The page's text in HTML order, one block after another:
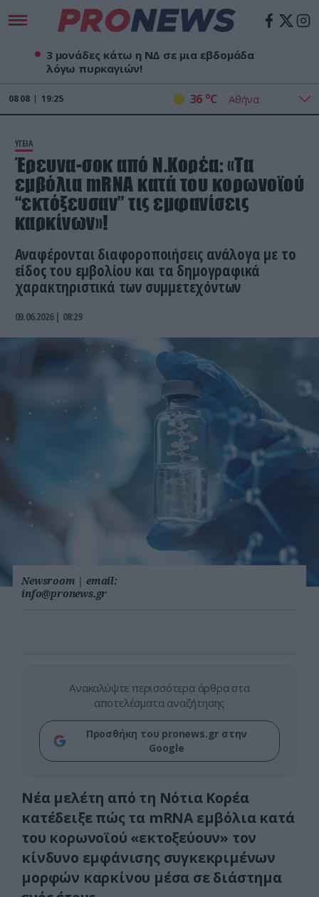
3 μονάδες κάτω η ΝΔ σε μια εβδομάδα
λόγω πυρκαγιών!
08 08 19:25 36 oC
ΥΓΕΙΑ
Έρευνα-σοκ από Ν.Κορέα: «Τα
εμβόλια mRNA κατά του κορωνοϊού
“εκτόξευσαν” τις εμφανίσεις
καρκίνων»!
Αναφέρονται διαφοροποιήσεις ανάλογα με το
είδος του εμβολίου και τα δημογραφικά
χαρακτηριστικά των συμμετεχόντων
09.06.2026 | 08:29
Newsroom | email:
info@pronews.gr
Ανακαλύψτε περισσότερα άρθρα στα
αποτελέσματα αναζήτησης
Προσθήκη του pronews.gr στην
Google
Νέα μελέτη από τη Νότια Κορέα
κατέδειξε πώς τα mRNA εμβόλια κατά
του κορωνοϊού «εκτοξεύουν» τον
κίνδυνο εμφάνισης συγκεκριμένων
μορφών καρκίνου μέσα σε διάστημα